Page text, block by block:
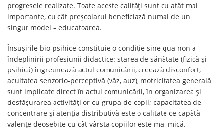
progresele realizate. Toate aceste calități sunt cu atât mai
importante, cu cât preșcolarul beneficiază numai de un
singur model – educatoarea.
Însușirile bio-psihice constituie o condiție sine qua non a
îndeplinirii profesiunii didactice: starea de sănătate (fizică și
psihică) îngreunează actul comunicării, creează disconfort;
acuitatea senzorio-perceptivă (văz, auz), motricitatea generală
sunt implicate direct în actul comunicării, în organizarea și
desfășurarea activităților cu grupa de copii; capacitatea de
concentrare și atenția distributivă este o calitate ce capătă
valențe deosebite cu cât vârsta copiilor este mai mică.